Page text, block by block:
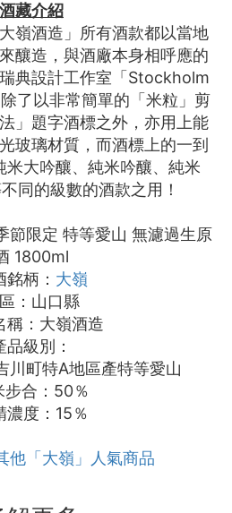
酒藏介紹
嶺酒造」所有酒款都以當地
釀造，與酒廠本身相呼應的
典設計工作室「Stockholm
了以非常簡單的「米粒」剪
」題字酒標之外，亦用上能
玻璃材質，而酒標上的一到
米大吟釀、純米吟釀、純米
同的級數的酒款之用！
節限定 特等愛山 無濾過生原
1800ml
銘柄： 大嶺
：山口縣
稱：大嶺酒造
品級別：
川町特A地區產特等愛山
步合：50％
濃度：15％
他「大嶺」人氣商品